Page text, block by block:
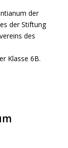
der
der Stiftung
des
Klasse 6B.